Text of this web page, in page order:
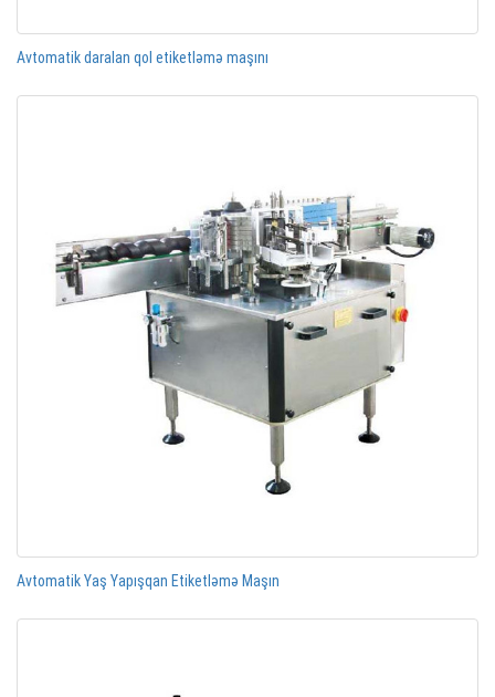
Avtomatik daralan qol etiketləmə maşını
Avtomatik Yaş Yapışqan Etiketləmə Maşın